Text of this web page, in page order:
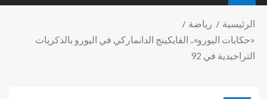
الرئيسية
رياضة
«حكايات اليورو».. الفايكينج الدانماركي في اليورو بالذكريات
التراجيدية في 92